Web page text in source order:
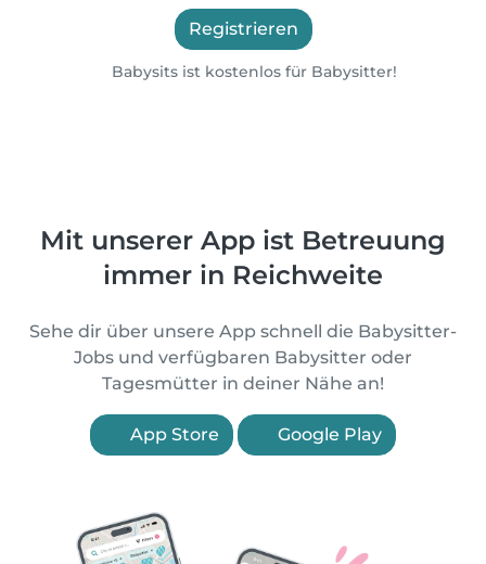
Registrieren
Babysits ist kostenlos für Babysitter!
Mit unserer App ist Betreuung
immer in Reichweite
Sehe dir über unsere App schnell die Babysitter-
Jobs und verfügbaren Babysitter oder
Tagesmütter in deiner Nähe an!
App Store Google Play